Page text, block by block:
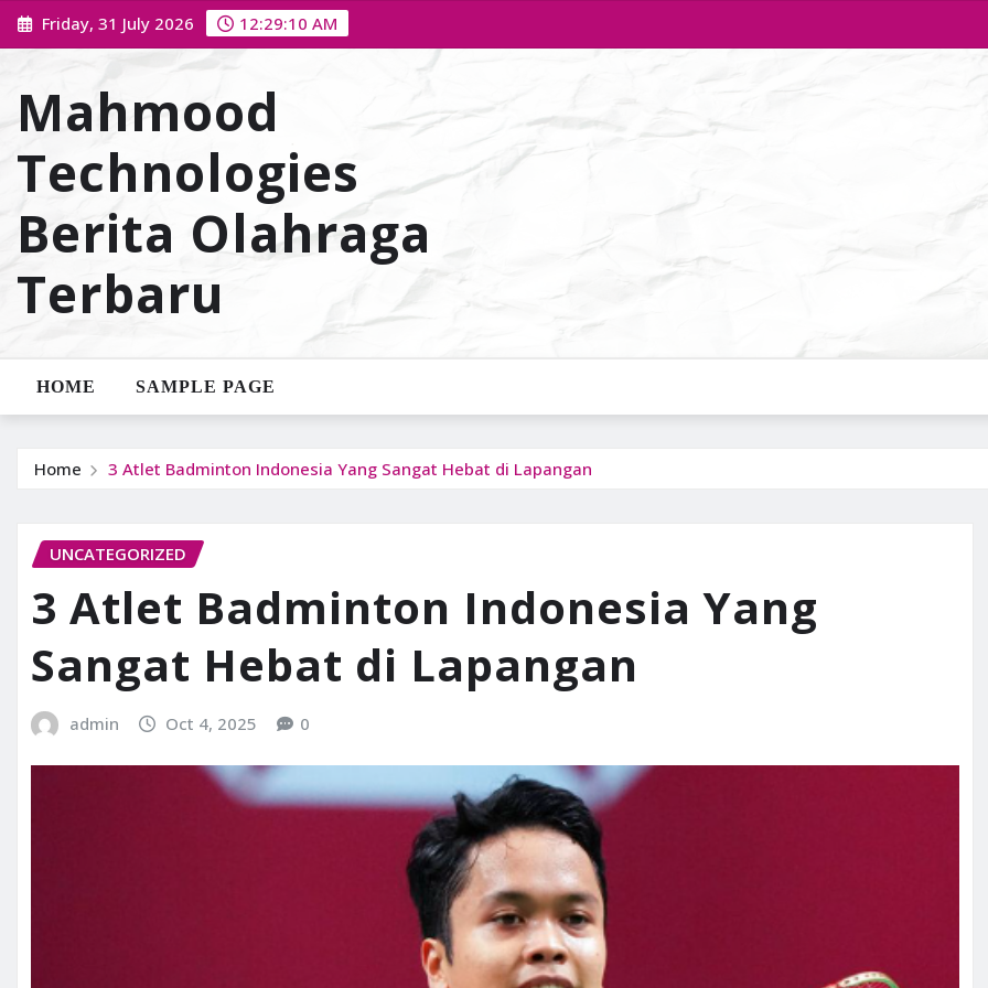
Skip
to
Friday, 31 July 2026 12:29:12 AM
Mahmood
Technologies
Berita Olahraga
Terbaru
HOME SAMPLE PAGE
Home 3 Atlet Badminton Indonesia Yang Sangat Hebat di Lapangan
UNCATEGORIZED
3 Atlet Badminton Indonesia Yang
Sangat Hebat di Lapangan
admin Oct 4, 2025 0